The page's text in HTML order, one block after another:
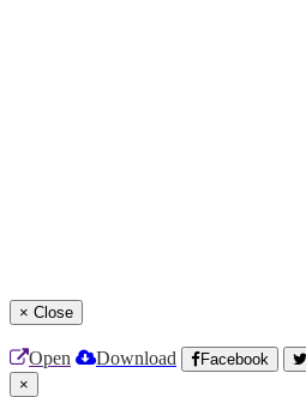
× Close
Open Download Facebook
×